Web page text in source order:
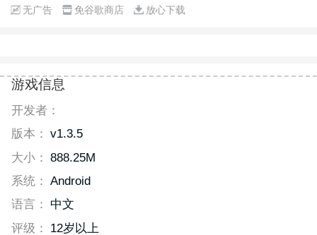
无广告 免谷歌商店 放心下载
游戏信息
开发者：
版本： v1.3.5
大小： 888.25M
系统： Android
语言：
中文
评级：
12岁以上